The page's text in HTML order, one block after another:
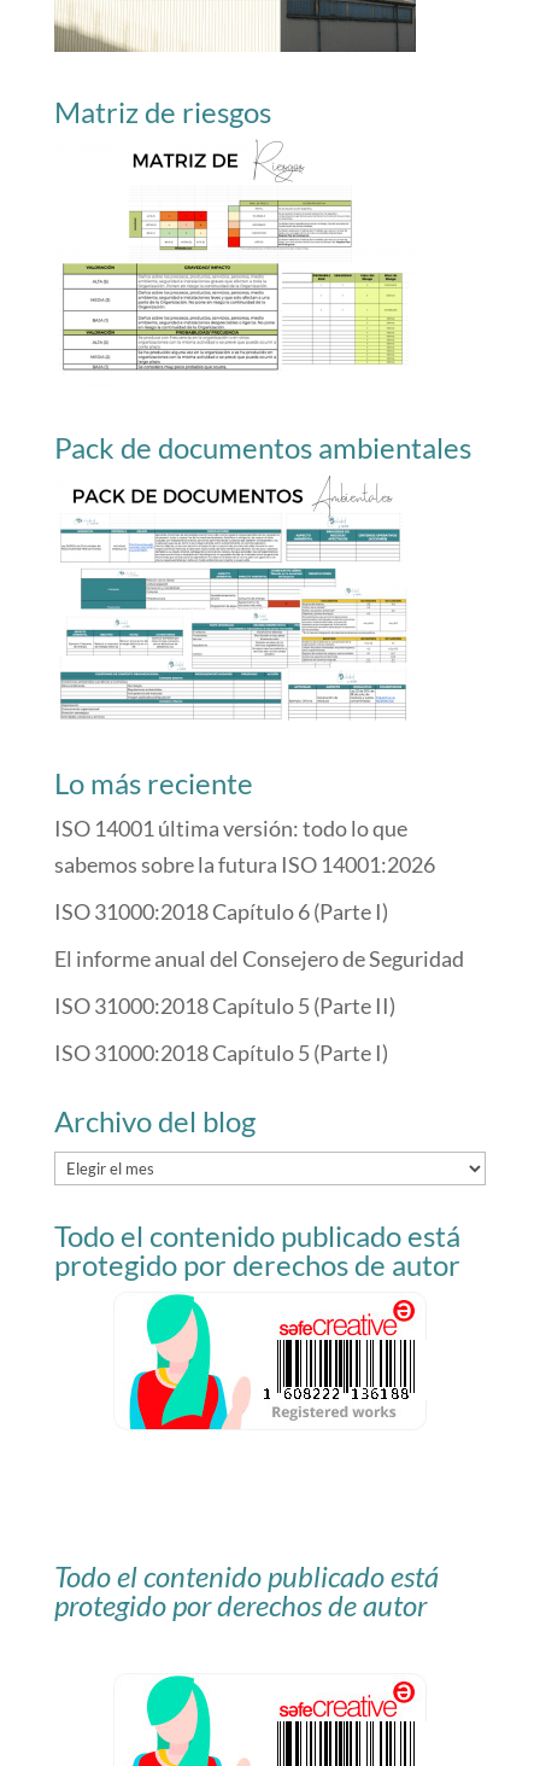
Matriz de riesgos
Pack de documentos ambientales
Lo más reciente
ISO 14001 última versión: todo lo que
sabemos sobre la futura ISO 14001:2026
ISO 31000:2018 Capítulo 6 (Parte I)
El informe anual del Consejero de Seguridad
ISO 31000:2018 Capítulo 5 (Parte II)
ISO 31000:2018 Capítulo 5 (Parte I)
Archivo del blog
Archivo
blog
Todo el contenido publicado está
protegido por derechos de autor
Todo el contenido publicado está
protegido por derechos de autor